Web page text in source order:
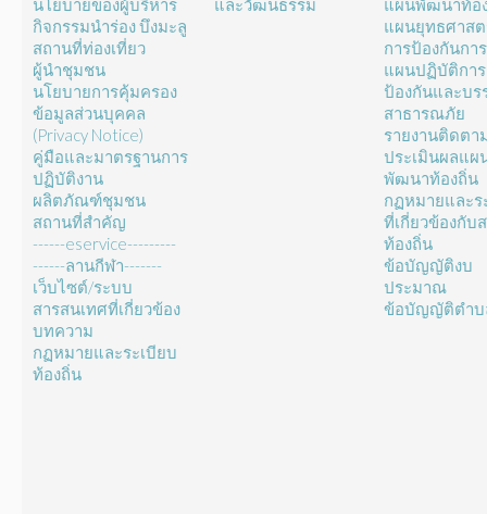
นโยบายของผู้บริหาร
กิจกรรมนำร่อง บึงมะลู
สถานที่ท่องเที่ยว
ผู้นำชุมชน
นโยบายการคุ้มครอง
ข้อมูลส่วนบุคคล
(Privacy Notice)
คู่มือและมาตรฐานการ
ปฏิบัติงาน
ผลิตภัณฑ์ชุมชน
สถานที่สำคัญ
------eservice---------
------ลานกีฬา-------
เว็บไซต์/ระบบ
สารสนเทศที่เกี่ยวข้อง
บทความ
กฏหมายและระเบียบ
ท้องถิ่น
และวัฒนธรรม
แผนพัฒนาท้อ
แผนยุทธศาส
การป้องกันกา
แผนปฏิบัติการ
ป้องกันและบร
สาธารณภัย
รายงานติดตา
ประเมินผลแผ
พัฒนาท้องถิ่น
กฏหมายและร
ที่เกี่ยวข้องกับ
ท้องถิ่น
ข้อบัญญัติงบ
ประมาณ
ข้อบัญญัติตำบ